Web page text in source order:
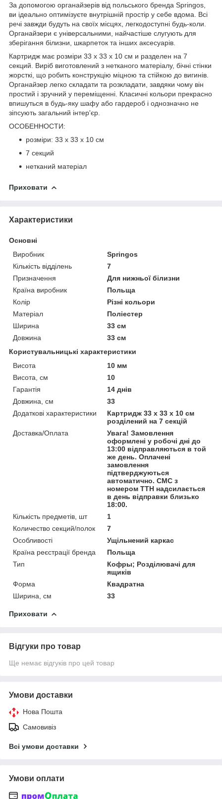
За допомогою органайзерів від польського бренда Springos
ви ідеально оптимізуєте внутрішній простір у себе вдома. Всі
речі завжди будуть на своїх місцях, легкодоступні будь-коли.
Органайзери є універсальними, найчастіше слугують для
зберігання білизни, шкарпеток та інших аксесуарів.
Картридж має розміри 33 x 33 x 10 см и разделен на 7
секций. Виріб виготовлений з нетканого матеріалу, бічні стінки
жорсткі, що робить конструкцію міцною та стійкою до вигинів.
Органайзер легко складати та розкладати, завдяки чому він
простий і зручний у переміщенні. Класичні кольори прекрасно
впишуться в будь-яку шафу або гардероб і однозначно не
зіпсують загальний інтер'єр.
ОСОБЕННОСТИ:
розміри: 33 x 33 x 10 см
7 секций
нетканий матеріал
Приховати
Характеристики
Основні
Виробник
Springos
Кількість відділень
7
Призначення
Для нижньої білизни
Країна виробник
Польща
Колір
Різні кольори
Матеріал
Поліестер
Ширина
33 см
Довжина
33 см
Користувальницькі характеристики
Висота
10 мм
Висота, см
10
Гарантія
14 днів
Довжина, см
33
Додаткові характеристики
Картридж 33 x 33 x 10 см
розділений на 7 секцій
Доставка/Оплата
Увага! Замовлення
оформлені у робочі дні до
13:00 відправляються в той
же день. Оплачені
замовлення
підтверджуються
автоматично. СМС з
номером ТТН надсилається
в день відправки близько
18:00.
Кількість предметів, шт
1
Количество секций/полок
7
Особливості
Ущільнений каркас
Країна реєстрації бренда
Польща
Тип
Кофры; Розділювачі для
ящиків
Форма
Квадратна
Ширина, см
33
Приховати
Відгуки про товар
Ще немає відгуків про цей товар
Умови доставки
Нова Пошта
Самовивіз
Всі умови доставки
Умови оплати